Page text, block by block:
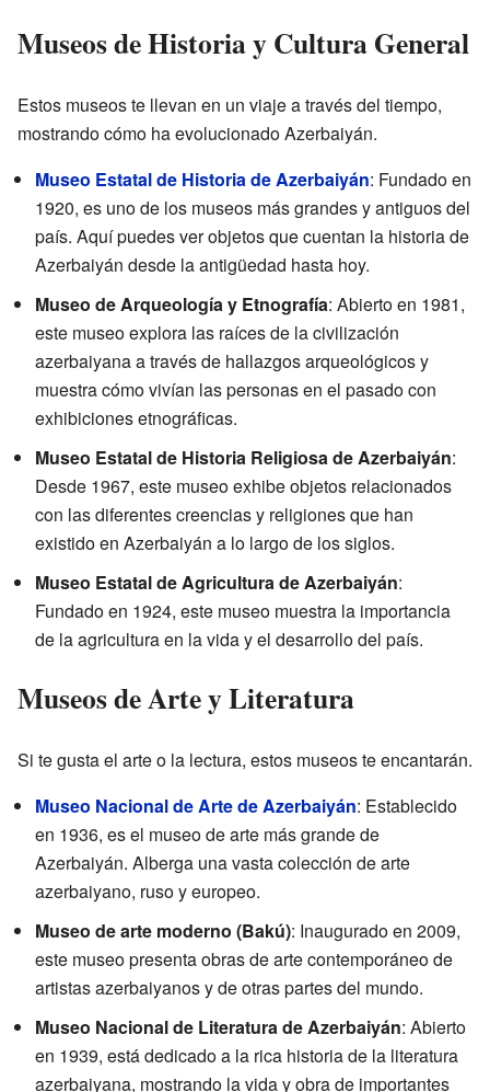
Museos de Historia y Cultura General
Estos museos te llevan en un viaje a través del tiempo,
mostrando cómo ha evolucionado Azerbaiyán.
Museo Estatal de Historia de Azerbaiyán: Fundado en
1920, es uno de los museos más grandes y antiguos del
país. Aquí puedes ver objetos que cuentan la historia de
Azerbaiyán desde la antigüedad hasta hoy.
Museo de Arqueología y Etnografía: Abierto en 1981,
este museo explora las raíces de la civilización
azerbaiyana a través de hallazgos arqueológicos y
muestra cómo vivían las personas en el pasado con
exhibiciones etnográficas.
Museo Estatal de Historia Religiosa de Azerbaiyán:
Desde 1967, este museo exhibe objetos relacionados
con las diferentes creencias y religiones que han
existido en Azerbaiyán a lo largo de los siglos.
Museo Estatal de Agricultura de Azerbaiyán:
Fundado en 1924, este museo muestra la importancia
de la agricultura en la vida y el desarrollo del país.
Museos de Arte y Literatura
Si te gusta el arte o la lectura, estos museos te encantarán.
Museo Nacional de Arte de Azerbaiyán: Establecido
en 1936, es el museo de arte más grande de
Azerbaiyán. Alberga una vasta colección de arte
azerbaiyano, ruso y europeo.
Museo de arte moderno (Bakú): Inaugurado en 2009,
este museo presenta obras de arte contemporáneo de
artistas azerbaiyanos y de otras partes del mundo.
Museo Nacional de Literatura de Azerbaiyán: Abierto
en 1939, está dedicado a la rica historia de la literatura
azerbaiyana, mostrando la vida y obra de importantes